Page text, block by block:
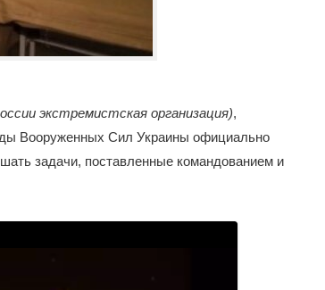
экстремистская организация),
Вооруженных Сил Украины официально
задачи, поставленные командованием и